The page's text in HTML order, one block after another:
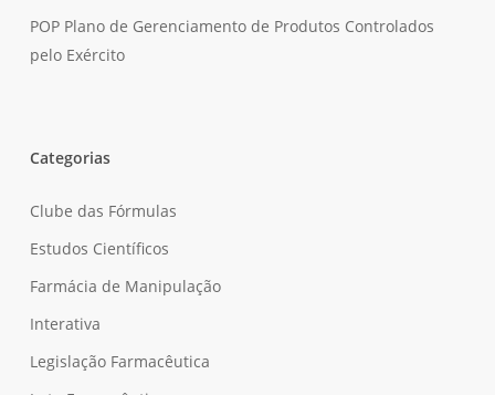
POP Plano de Gerenciamento de Produtos Controlados
pelo Exército
Categorias
Clube das Fórmulas
Estudos Científicos
Farmácia de Manipulação
Interativa
Legislação Farmacêutica